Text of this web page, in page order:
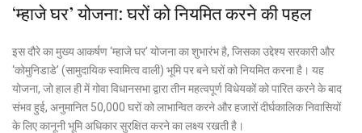
‘म्हाजे घर’ योजना: घरों को नियमित करने की पहल
इस दौरे का मुख्य आकर्षण ‘म्हाजे घर’ योजना का शुभारंभ है, जिसका उद्देश्य सरकारी और
‘कोमुनिडाडे’ (सामुदायिक स्वामित्व वाली) भूमि पर बने घरों को नियमित करना है। यह
योजना, जो हाल ही में गोवा विधानसभा द्वारा तीन महत्वपूर्ण विधेयकों को पारित करने के बाद
संभव हुई, अनुमानित 50,000 घरों को लाभान्वित करने और हजारों दीर्घकालिक निवासियों
के लिए कानूनी भूमि अधिकार सुरक्षित करने का लक्ष्य रखती है।